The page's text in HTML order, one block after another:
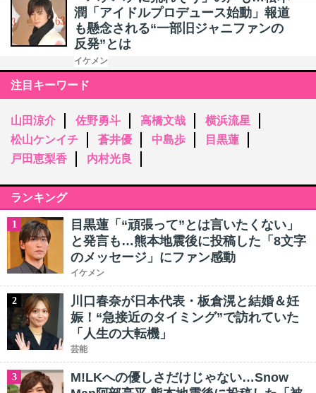
潤「アイドルプロデュース始動」報道
も懸念される“一部旧ジャニファンの
反発”とは
イケメン
注目キーワード
山田涼介 佐野勇斗 高橋文哉
横浜流星
松山ケンイチ
蒼井優 中島歩
目黒蓮
戸田恵梨香
内村光良
ランキング
1
目黒蓮「“頑張って”とは言いたくない」
と発言も…熊本地震後に投稿した「8文字
のメッセージ」にファン感動
イケメン
2
川口春奈が日本代表・板倉滉と結婚＆妊
娠！“急接近のタイミング”で訪れていた
「人生の大転機」
芸能
3
M!LKへの優しさだけじゃない…Snow